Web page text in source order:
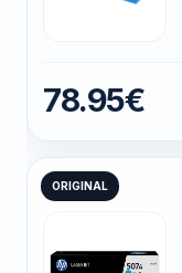
78.95€
ORIGINAL